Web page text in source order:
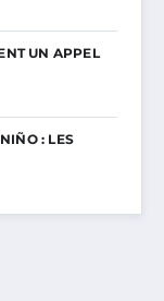
UN APPEL
: LES